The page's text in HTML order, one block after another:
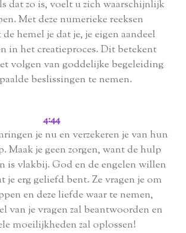
dat zo is, voelt u zich waarschijnlijk
Met deze numerieke reeksen
hemel je dat je, je eigen aandeel
in het creatieproces. Dit betekent
volgen van goddelijke begeleiding
beslissingen te nemen.
4:44
je nu en verzekeren je van hun
Maak je geen zorgen, want de hulp
is vlakbij. God en de engelen willen
je erg geliefd bent. Ze vragen je om
en deze liefde waar te nemen,
van je vragen zal beantwoorden en
moeilijkheden zal oplossen!